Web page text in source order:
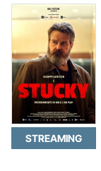
STREAMING